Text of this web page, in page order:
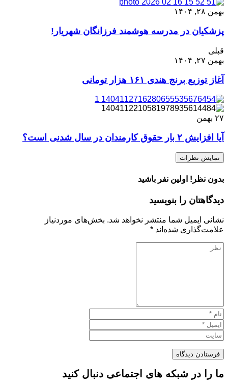
بهمن ۲۸, ۱۴۰۴
پزشکیان در مدرسه هوشمند فرزانگان شهریار!
قبلی
بهمن ۲۷, ۱۴۰۴
آغاز توزیع برنج هندی ۱۶۱ هزار تومانی
۲۷ بهمن
آیا افزایش ۲ بار حقوق کارمندان در سال شدنی است؟
نمایش نظرات
بدون نظر! اولین نفر باشید
دیدگاهتان را بنویسید
نشانی ایمیل شما منتشر نخواهد شد. بخش‌های موردنیاز
علامت‌گذاری شده‌اند *
ما را در شبکه های اجتماعی دنبال کنید